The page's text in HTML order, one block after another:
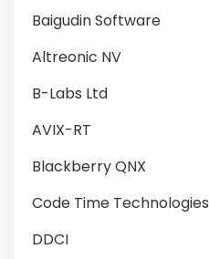
Baigudin Software
Altreonic NV
B-Labs Ltd
AVIX-RT
Blackberry QNX
Code Time Technologies
DDCI